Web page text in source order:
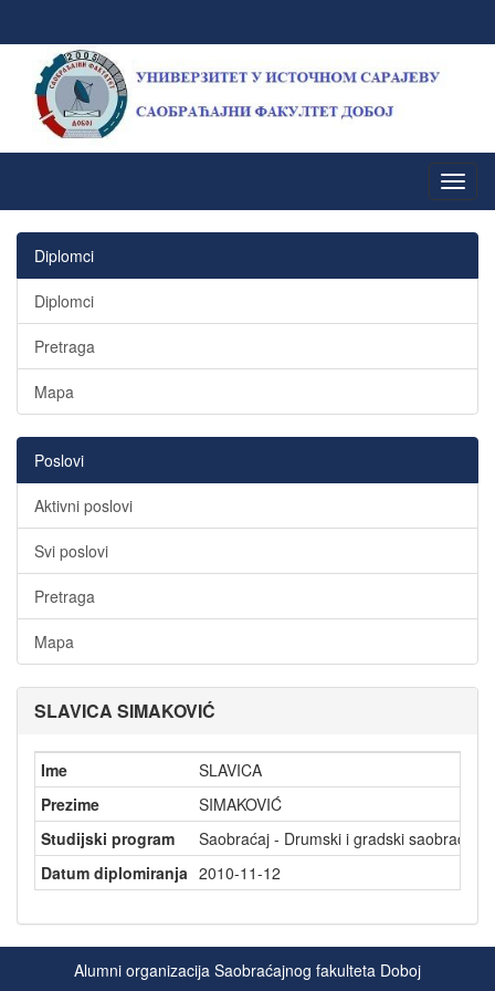
Diplomci
Diplomci
Pretraga
Mapa
Poslovi
Aktivni poslovi
Svi poslovi
Pretraga
Mapa
SLAVICA SIMAKOVIĆ
Ime
SLAVICA
Prezime
SIMAKOVIĆ
Studijski program
Saobraćaj - Drumski i gradski saobraćaj
Datum diplomiranja 2010-11-12
Alumni organizacija Saobraćajnog fakulteta Doboj